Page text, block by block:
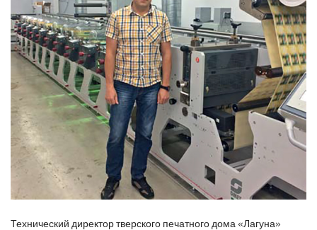
Технический директор тверского печатного дома «Лагуна»